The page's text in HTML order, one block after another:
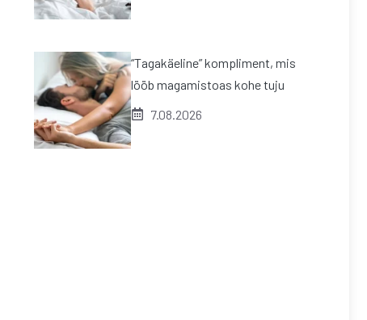
“Tagakäeline” kompliment, mis
lööb magamistoas kohe tuju
7.08.2026